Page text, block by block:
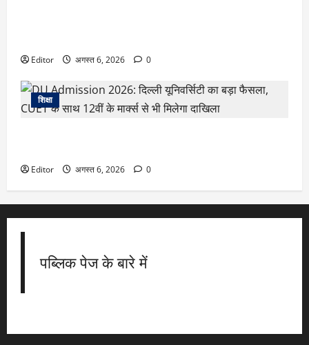
Editor अगस्त 6, 2026 0
शिक्षा
Editor अगस्त 6, 2026 0
पब्लिक पेज के बारे में